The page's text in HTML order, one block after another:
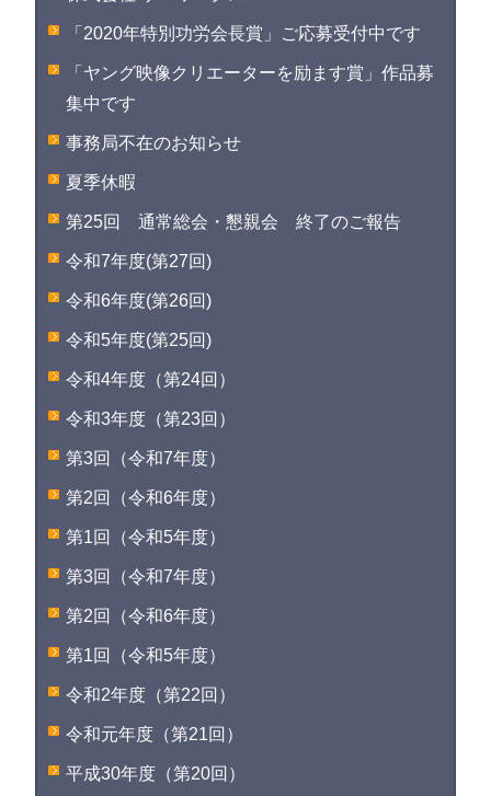
「2020年特別功労会長賞」ご応募受付中です
「ヤング映像クリエーターを励ます賞」作品募
集中です
事務局不在のお知らせ
夏季休暇
第25回 通常総会・懇親会 終了のご報告
令和7年度(第27回)
令和6年度(第26回)
令和5年度(第25回)
令和4年度（第24回）
令和3年度（第23回）
第3回（令和7年度）
第2回（令和6年度）
第1回（令和5年度）
第3回（令和7年度）
第2回（令和6年度）
第1回（令和5年度）
令和2年度（第22回）
令和元年度（第21回）
平成30年度（第20回）